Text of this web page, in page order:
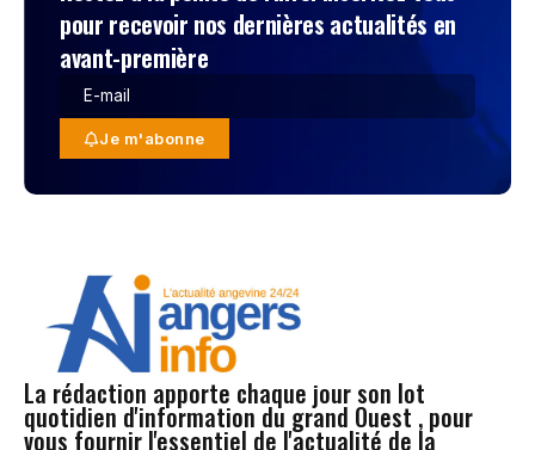
pour recevoir nos dernières actualités en
avant-première
Je m'abonne
La rédaction apporte chaque jour son lot
quotidien d'information du grand Ouest , pour
vous fournir l'essentiel de l'actualité de la